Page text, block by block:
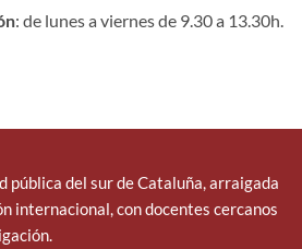
: de lunes a viernes de 9.30 a 13.30h.
pública del sur de Cataluña, arraigada
internacional, con docentes cercanos